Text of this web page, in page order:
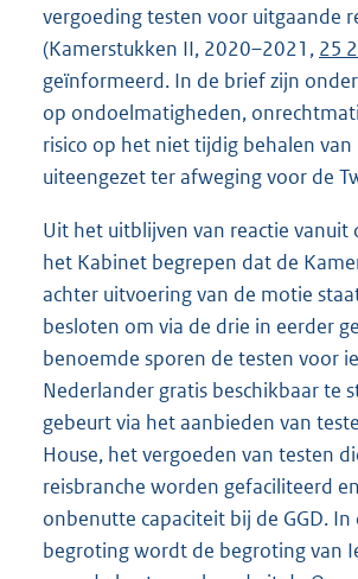
vergoeding testen voor uitgaande
(Kamerstukken II, 2020–2021, 25
geïnformeerd. In de brief zijn onder
op ondoelmatigheden,
risico op het niet tijdig behalen
uiteengezet ter afweging voor de
Uit het uitblijven van reactie vanuit
het Kabinet begrepen dat de
achter uitvoering van de motie
besloten om via de drie in eerder
benoemde sporen de testen voor
Nederlander gratis beschikbaar te
gebeurt via het aanbieden van
House, het vergoeden van testen
reisbranche worden gefaciliteerd
onbenutte capaciteit bij de GGD.
begroting wordt de begroting van